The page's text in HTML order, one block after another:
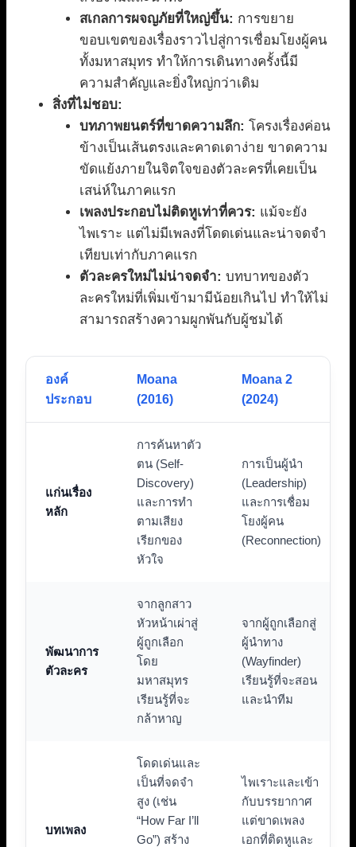
สเกลการผจญภัยที่ใหญ่ขึ้น: การขยาย
ขอบเขตของเรื่องราวไปสู่การเชื่อมโยงผู้คน
ทั้งมหาสมุทร ทำให้การเดินทางครั้งนี้มี
ความสำคัญและยิ่งใหญ่กว่าเดิม
สิ่งที่ไม่ชอบ:
บทภาพยนตร์ที่ขาดความลึก: โครงเรื่องค่อน
ข้างเป็นเส้นตรงและคาดเดาง่าย ขาดความ
ขัดแย้งภายในจิตใจของตัวละครที่เคยเป็น
เสน่ห์ในภาคแรก
เพลงประกอบไม่ติดหูเท่าที่ควร: แม้จะยัง
ไพเราะ แต่ไม่มีเพลงที่โดดเด่นและน่าจดจำ
เทียบเท่ากับภาคแรก
ตัวละครใหม่ไม่น่าจดจำ: บทบาทของตัว
ละครใหม่ที่เพิ่มเข้ามามีน้อยเกินไป ทำให้ไม่
สามารถสร้างความผูกพันกับผู้ชมได้
องค์
ประกอบ
Moana
(2016)
Moana 2
(2024)
แก่นเรื่อง
หลัก
การค้นหาตัว
ตน (Self-
Discovery)
และการทำ
ตามเสียง
เรียกของ
หัวใจ
การเป็นผู้นำ
(Leadership)
และการเชื่อม
โยงผู้คน
(Reconnection)
พัฒนาการ
ตัวละคร
จากลูกสาว
หัวหน้าเผ่าสู่
ผู้ถูกเลือก
โดย
มหาสมุทร
เรียนรู้ที่จะ
กล้าหาญ
จากผู้ถูกเลือกสู่
ผู้นำทาง
(Wayfinder)
เรียนรู้ที่จะสอน
และนำทีม
บทเพลง
โดดเด่นและ
เป็นที่จดจำ
สูง (เช่น
“How Far I’ll
Go”) สร้าง
ไพเราะและเข้า
กับบรรยากาศ
แต่ขาดเพลง
เอกที่ติดหูและ